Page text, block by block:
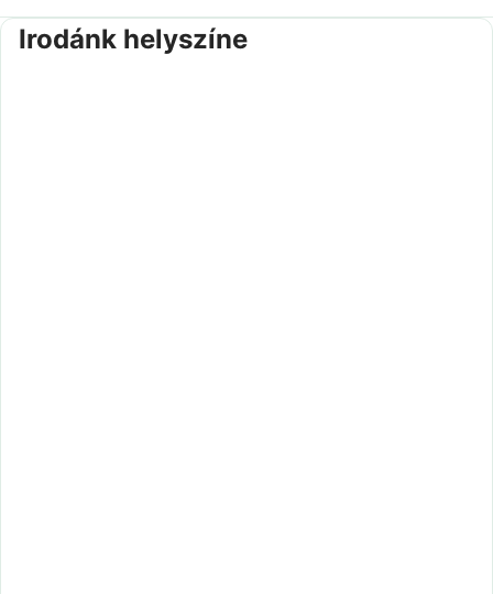
Irodánk helyszíne